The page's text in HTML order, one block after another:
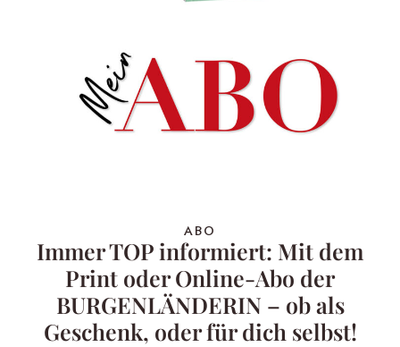
ABO
Immer TOP informiert: Mit dem
Print oder Online-Abo der
BURGENLÄNDERIN – ob als
Geschenk, oder für dich selbst!